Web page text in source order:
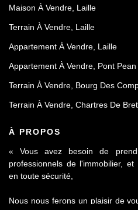
Maison À Vendre, Laille
Terrain À Vendre, Laille
Appartement À Vendre, Laille
Appartement À Vendre, Pont Pean
Terrain À Vendre, Bourg Des
Terrain À Vendre, Chartres De
À PROPOS
« Vous avez besoin de
professionnels de l'immobilier,
en toute sécurité,
Nous nous ferons un plaisir de